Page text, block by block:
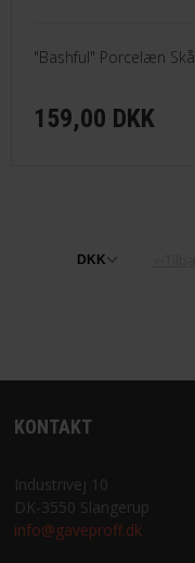
"Bashful" Porcelæn
159,00 DKK
KONTAKT
Industrivej 10
DK-3550 Slangerup
info@gaveproff.dk